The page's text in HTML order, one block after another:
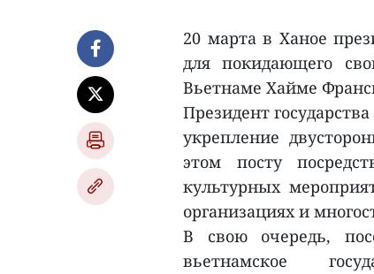
20 марта в Ханое
для покидающего
Вьетнаме Хайме
Президент
укрепление
этом посту
культурных
организациях и
В свою очередь,
вьетнамское